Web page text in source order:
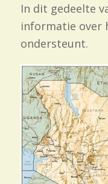
In dit gedeelte
informatie over
ondersteunt.